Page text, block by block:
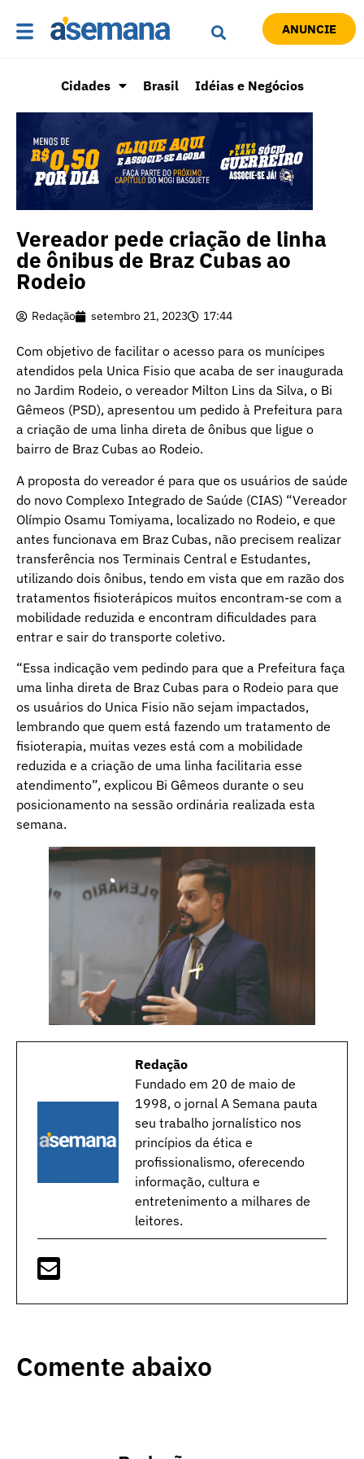
ANUNCIE
Cidades Brasil Idéias e Negócios
Vereador pede criação de linha
de ônibus de Braz Cubas ao
Rodeio
Redação setembro 21, 2023 17:44
Com objetivo de facilitar o acesso para os munícipes
atendidos pela Unica Fisio que acaba de ser inaugurada
no Jardim Rodeio, o vereador Milton Lins da Silva, o Bi
Gêmeos (PSD), apresentou um pedido à Prefeitura para
a criação de uma linha direta de ônibus que ligue o
bairro de Braz Cubas ao Rodeio.
A proposta do vereador é para que os usuários de saúde
do novo Complexo Integrado de Saúde (CIAS) “Vereador
Olímpio Osamu Tomiyama, localizado no Rodeio, e que
antes funcionava em Braz Cubas, não precisem realizar
transferência nos Terminais Central e Estudantes,
utilizando dois ônibus, tendo em vista que em razão dos
tratamentos fisioterápicos muitos encontram-se com a
mobilidade reduzida e encontram dificuldades para
entrar e sair do transporte coletivo.
“Essa indicação vem pedindo para que a Prefeitura faça
uma linha direta de Braz Cubas para o Rodeio para que
os usuários do Unica Fisio não sejam impactados,
lembrando que quem está fazendo um tratamento de
fisioterapia, muitas vezes está com a mobilidade
reduzida e a criação de uma linha facilitaria esse
atendimento”, explicou Bi Gêmeos durante o seu
posicionamento na sessão ordinária realizada esta
semana.
Redação
Fundado em 20 de maio de
1998, o jornal A Semana pauta
seu trabalho jornalístico nos
princípios da ética e
profissionalismo, oferecendo
informação, cultura e
entretenimento a milhares de
leitores.
Comente abaixo